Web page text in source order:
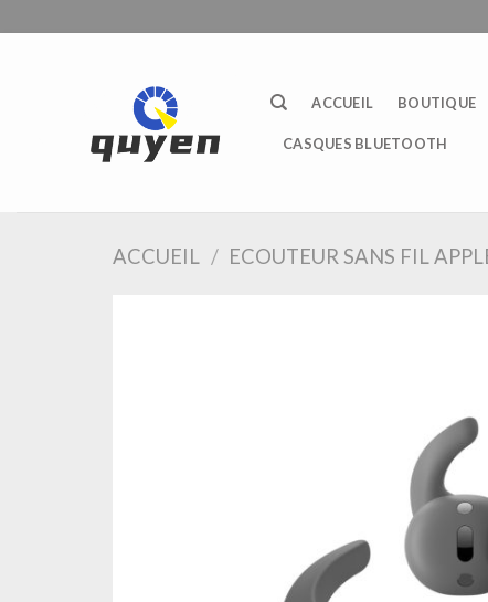
ACCUEIL BOUTIQUE
CASQUES BLUETOOTH
ACCUEIL / ECOUTEUR SANS FIL